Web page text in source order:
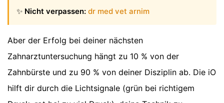
✨ Nicht verpassen: dr med vet arnim
Aber der Erfolg bei deiner nächsten
Zahnarztuntersuchung hängt zu 10 % von der
Zahnbürste und zu 90 % von deiner Disziplin ab. Die iO
hilft dir durch die Lichtsignale (grün bei richtigem